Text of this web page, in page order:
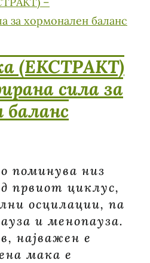
(ЕКСТРАКТ)
сила за
баланс
поминува низ
првиот циклус,
осцилации, па
и менопауза.
најважен е
мака е